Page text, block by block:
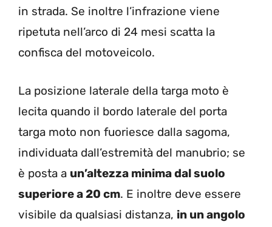
in strada. Se inoltre l’infrazione viene
ripetuta nell’arco di 24 mesi scatta la
confisca del motoveicolo.
La posizione laterale della targa moto è
lecita quando il bordo laterale del porta
targa moto non fuoriesce dalla sagoma,
individuata dall’estremità del manubrio; se
è posta a un’altezza minima dal suolo
superiore a 20 cm. E inoltre deve essere
visibile da qualsiasi distanza, in un angolo